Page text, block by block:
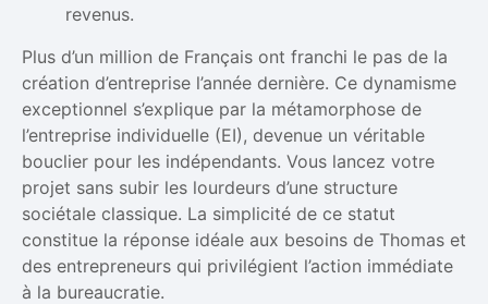
revenus.
Plus d’un million de Français ont franchi le pas de la
création d’entreprise l’année dernière. Ce dynamisme
exceptionnel s’explique par la métamorphose de
l’entreprise individuelle (EI), devenue un véritable
bouclier pour les indépendants. Vous lancez votre
projet sans subir les lourdeurs d’une structure
sociétale classique. La simplicité de ce statut
constitue la réponse idéale aux besoins de Thomas et
des entrepreneurs qui privilégient l’action immédiate
à la bureaucratie.